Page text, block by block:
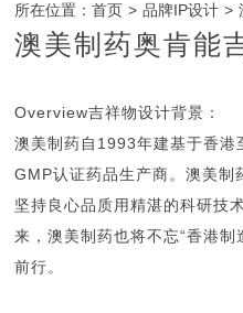
所在位置：首页 > 品牌IP设计 >
澳美制药奥肯能
Overview吉祥物设计背景：
澳美制药自1993年建基于香港
GMP认证药品生产商。澳美制
坚持良心品质用精湛的科研技
来，澳美制药也将不忘“香港
前行。